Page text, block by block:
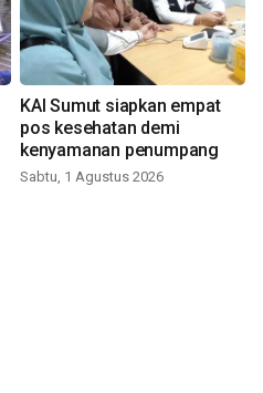
KAI Sumut siapkan empat
pos kesehatan demi
kenyamanan penumpang
Sabtu, 1 Agustus 2026